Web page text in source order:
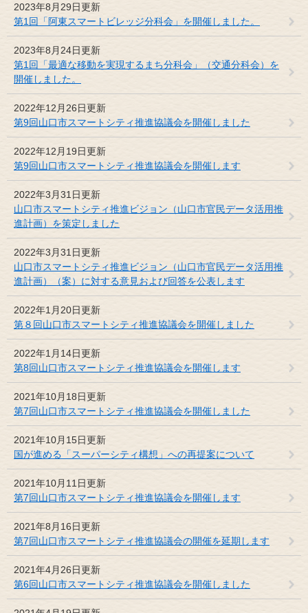
2023年8月29日更新
第1回「阿東スマートビレッジ分科会」を開催しました。
2023年8月24日更新
第1回「最適な移動を実現するまち分科会」（交通分科会）を
開催しました。
2022年12月26日更新
第9回山口市スマートシティ推進協議会を開催しました
2022年12月19日更新
第9回山口市スマートシティ推進協議会を開催します
2022年3月31日更新
山口市スマートシティ推進ビジョン（山口市官民データ活用推
進計画）を策定しました
2022年3月31日更新
山口市スマートシティ推進ビジョン（山口市官民データ活用推
進計画）（案）に対する意見および回答を公表します
2022年1月20日更新
第８回山口市スマートシティ推進協議会を開催しました
2022年1月14日更新
第8回山口市スマートシティ推進協議会を開催します
2021年10月18日更新
第7回山口市スマートシティ推進協議会を開催しました
2021年10月15日更新
国が進める「スーパーシティ構想」への再提案について
2021年10月11日更新
第7回山口市スマートシティ推進協議会を開催します
2021年8月16日更新
第7回山口市スマートシティ推進協議会の開催を延期します
2021年4月26日更新
第6回山口市スマートシティ推進協議会を開催しました